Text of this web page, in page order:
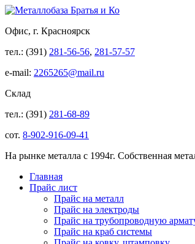
Офис, г. Красноярск
тел.: (391) 281-56-56, 281-57-57
e-mail: 2265265@mail.ru
Склад
тел.: (391) 281-68-89
сот. 8-902-916-09-41
На рынке металла с 1994г. Собственная
Главная
Прайс лист
Прайс на металл
Прайс на электроды
Прайс на трубопроводную
Прайс на краб системы